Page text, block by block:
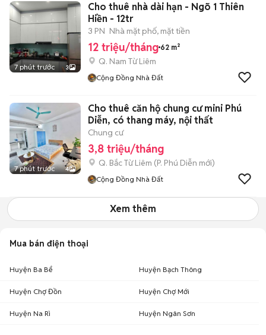
7 phút trước 3
Cho thuê nhà dài hạn - Ngõ 1 Thiên
Hiền - 12tr
3 PN Nhà mặt phố, mặt tiền
12 triệu/tháng 62 m²
Q. Nam Từ Liêm
Cộng Đồng Nhà Đất
7 phút trước 4
Cho thuê căn hộ chung cư mini Phú
Diễn, có thang máy, nội thất
Chung cư
3,8 triệu/tháng
Q. Bắc Từ Liêm (P. Phú Diễn mới)
Cộng Đồng Nhà Đất
Xem thêm
Mua bán điện thoại
Huyện Ba Bể Huyện Bạch Thông
Huyện Chợ Đồn Huyện Chợ Mới
Huyện Na Rì Huyện Ngân Sơn